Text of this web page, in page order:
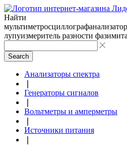
Найти
мультиметросциллограф
лупуизмеритель разности фаз
Search
Анализаторы спектра
Генераторы сигналов
Вольтметры и амперметры
Источники питания